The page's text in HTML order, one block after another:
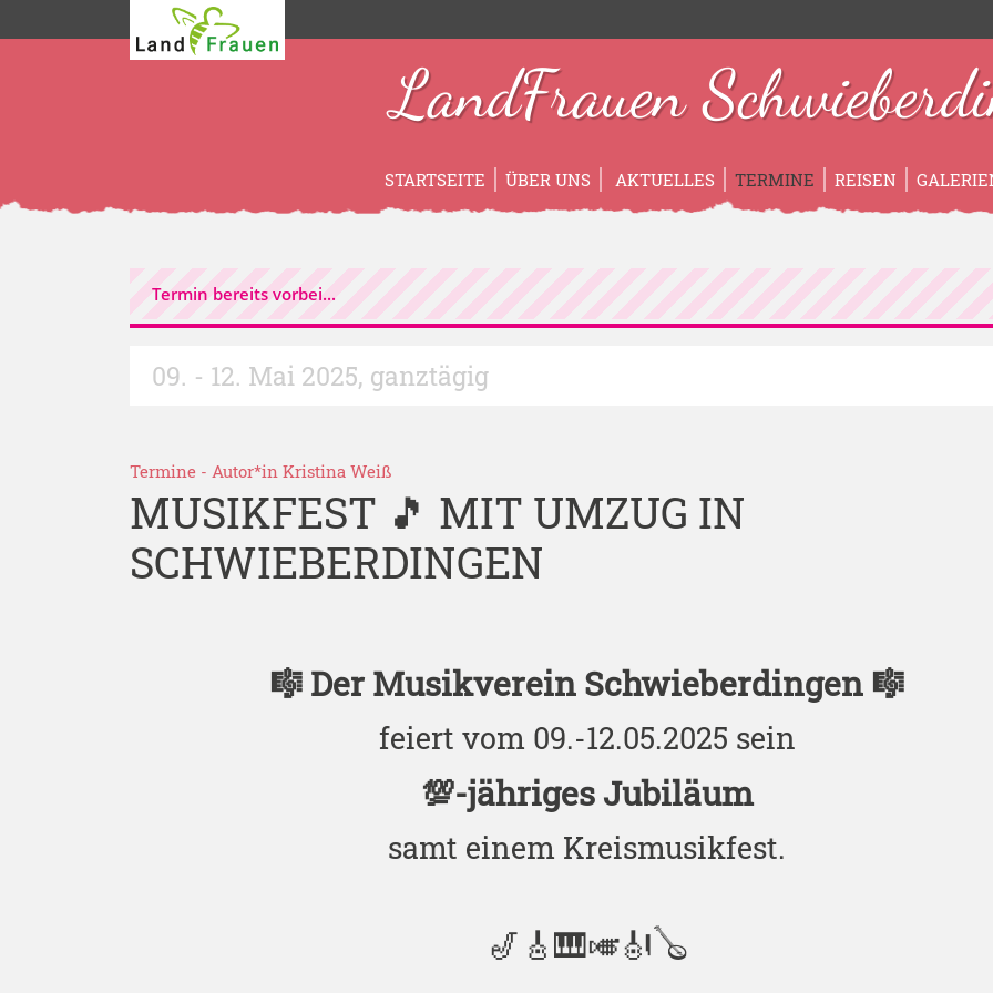
LandFrauen
STARTSEITE ÜBER UNS AKTUELLES TERMINE REISEN
Termin bereits vorbei...
09. - 12. Mai 2025, ganztägig
Termine - Autor*in Kristina Weiß
MUSIKFEST 🎵 MIT UMZUG IN
SCHWIEBERDINGEN
🎼 Der Musikverein Schwieberdingen 🎼
feiert vom 09.-12.05.2025 sein
💯-jähriges Jubiläum
samt einem Kreismusikfest.
🎷🎸🎹🎺🎻🪕